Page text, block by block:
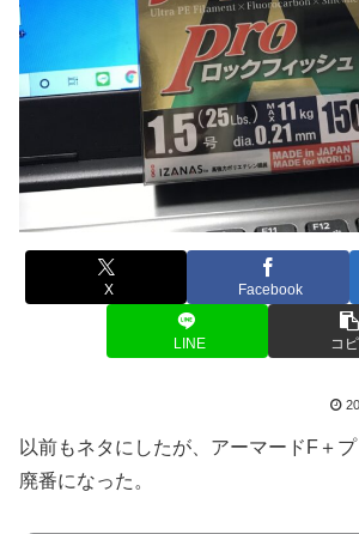
X Facebook
LINE コ
以前もネタにしたが、アーマードF＋
廃番になった。